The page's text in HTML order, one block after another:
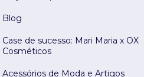
Blog
Case de sucesso: Mari Maria x OX
Cosméticos
Acessórios de Moda e Artigos